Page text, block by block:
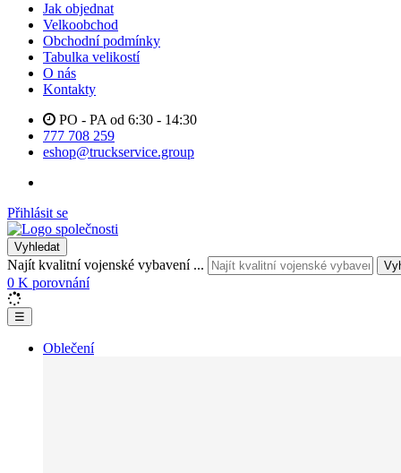
Jak objednat
Velkoobchod
Obchodní podmínky
Tabulka velikostí
O nás
Kontakty
PO - PA od 6:30 - 14:30
777 708 259
eshop@truckservice.group
Přihlásit se
Vyhledat
Najít kvalitní vojenské vybavení ...
0 K porovnání
☰
Oblečení